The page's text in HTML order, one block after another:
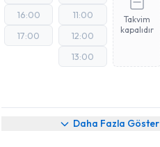
16:00
17:00
11:00
12:00
13:00
Takvim
kapalıdır
Daha Fazla Göster